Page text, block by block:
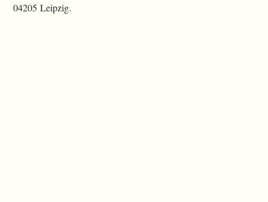
04205 Leipzig.